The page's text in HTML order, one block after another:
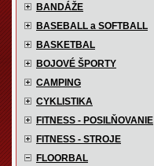
BANDÁŽE
BASEBALL a SOFTBALL
BASKETBAL
BOJOVÉ ŠPORTY
CAMPING
CYKLISTIKA
FITNESS - POSILŇOVANIE
FITNESS - STROJE
FLOORBAL